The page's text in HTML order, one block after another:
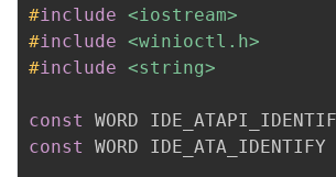
注
验
收
议
#include <iostream>
#include <winioctl.h>
#include <string>
const WORD
const
WORD IDE_ATA_IDENTIFY